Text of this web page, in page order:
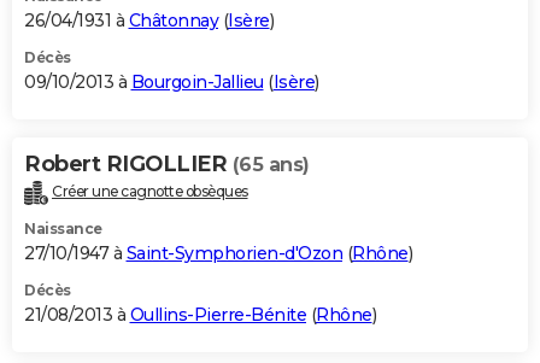
26/04/1931 à Châtonnay(Isère)
Décès
09/10/2013 à Bourgoin-Jallieu (Isère)
Robert RIGOLLIER (65 ans)
Créer une cagnotte obsèques
Naissance
27/10/1947 à Saint-Symphorien-d'Ozon (Rhône)
Décès
21/08/2013 à Oullins-Pierre-Bénite (Rhône)